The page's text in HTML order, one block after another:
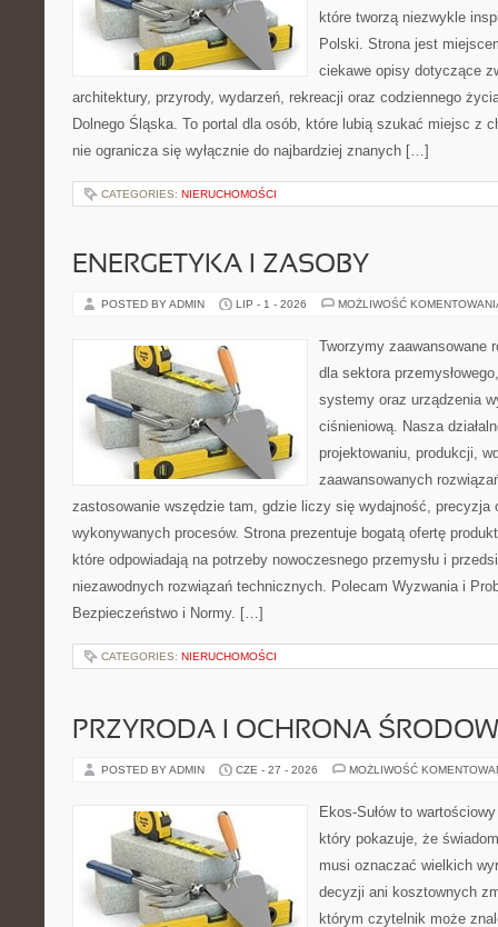
które tworzą niezwykle
Polski. Strona jest
ciekawe opisy dotyczące
architektury, przyrody, wydarzeń, rekreacji oraz codziennego
Dolnego Śląska. To portal dla osób, które lubią szukać miejsc z
nie ogranicza się wyłącznie do najbardziej znanych […]
CATEGORIES: NIERUCHOMOŚCI
ENERGETYKA I ZASOBY
POSTED BY ADMIN LIP - 1 - 2026 MOŻLIWOŚĆ
Tworzymy zaawansowane
dla sektora
systemy oraz urządzenia
ciśnieniową. Nasza
projektowaniu, produkcji,
zaawansowanych
zastosowanie wszędzie tam, gdzie liczy się wydajność, precyzja
wykonywanych procesów. Strona prezentuje bogatą ofertę
które odpowiadają na potrzeby nowoczesnego przemysłu i
niezawodnych rozwiązań technicznych. Polecam Wyzwania i
Bezpieczeństwo i Normy. […]
CATEGORIES: NIERUCHOMOŚCI
PRZYRODA I OCHRONA
POSTED BY ADMIN CZE - 27 - 2026 MOŻLIWOŚĆ
Ekos-Sułów to
który pokazuje, że
musi oznaczać wielkich
decyzji ani kosztownych
którym czytelnik może